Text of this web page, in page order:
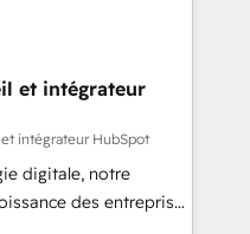
RevOps &
Data, reporting &
audit &
(ERP, téléphonie,
au
et intégrateur
intégrateur HubSpot
digitale, notre
des entreprises